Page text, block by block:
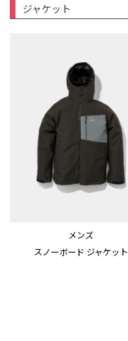
ジャケット
メンズ
スノーボード ジャケット